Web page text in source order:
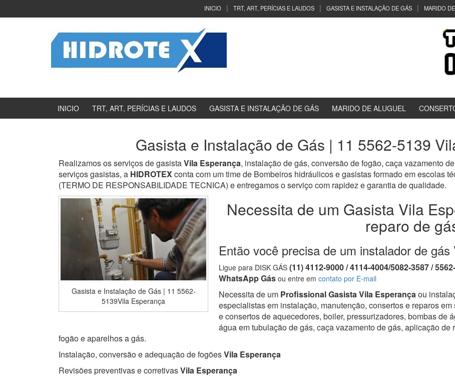
INICIO TRT, ART, PERÍCIAS E LAUDOS GASISTA E INSTALAÇÃO DE GÁS MARIDO
INICIO TRT, ART, PERÍCIAS E LAUDOS GASISTA E INSTALAÇÃO DE GÁS MARIDO DE ALUGUEL
Gasista e Instalação de Gás | 11 5562-5139
Realizamos os serviços de gasistaVila Esperança, instalação de gás, conversão de fogão, caça vazamento
serviços gasistas, a HIDROTEXconta com um time de Bombeiros hidráulicos e gasistas formado em escolas
(TERMO DE RESPONSABILIDADE TECNICA) e entregamos o serviço com rapidez e garantia de qualidade.
Gasista e Instalação de Gás | 11 5562-
5139Vila Esperança
Necessita de um Gasista Vila
reparo de
Então você precisa de um instalador de gás
Ligue para DISK GÁS (11) 4112-9000 / 4114-4004/5082-3587 /
WhatsApp Gás ou entre em contato por E-mail
Necessita de um Profissional Gasista Vila Esperançaou
especialistas em instalação, manutenção, consertos e reparos
e consertos de aquecedores, boiler, pressurizadores, bombas de
água em tubulação de gás, caça vazamento de gás, aplicação
fogão e aparelhos a gás.
Instalação, conversão e adequação de fogõesVila Esperança
Revisões preventivas e corretivasVila Esperança